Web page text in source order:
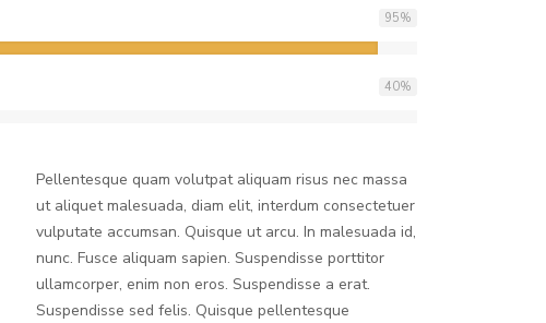
95%
40%
Pellentesque quam volutpat aliquam risus nec massa
ut aliquet malesuada, diam elit, interdum consectetuer
vulputate accumsan. Quisque ut arcu. In malesuada id,
nunc. Fusce aliquam sapien. Suspendisse porttitor
ullamcorper, enim non eros. Suspendisse a erat.
Suspendisse sed felis. Quisque pellentesque